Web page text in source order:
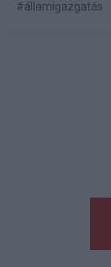
#államigazgatás